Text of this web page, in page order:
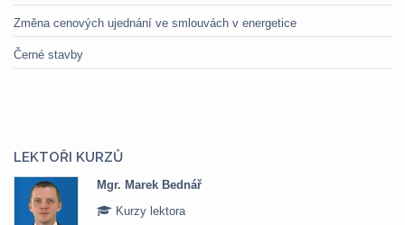
Změna cenových ujednání ve smlouvách v energetice
Černé stavby
LEKTOŘI KURZŮ
Mgr. Marek Bednář
Kurzy lektora